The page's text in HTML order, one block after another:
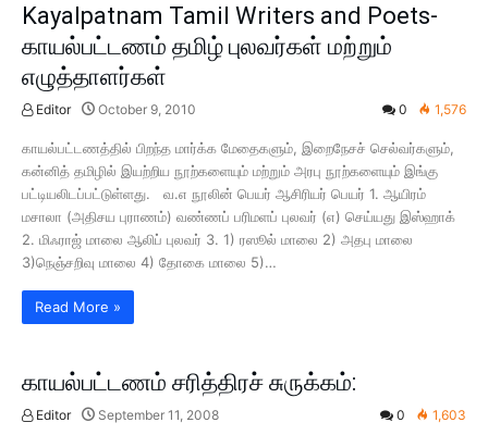
Kayalpatnam Tamil Writers and Poets-
காயல்பட்டணம் தமிழ் புலவர்கள் மற்றும்
எழுத்தாளர்கள்
Editor October 9, 2010 0 1,576
காயல்பட்டணத்தில் பிறந்த மார்க்க மேதைகளும், இறைநேசச் செல்வர்களும்,
கன்னித் தமிழில் இயற்றிய நூற்களையும் மற்றும் அரபு நூற்களையும் இங்கு
பட்டியலிடப்பட்டுள்ளது. வ.எ நூலின் பெயர் ஆசிரியர் பெயர் 1. ஆயிரம்
மசாலா (அதிசய புராணம்) வண்ணப் பரிமளப் புலவர் (எ) செய்யது இஸ்ஹாக்
2. மிஃராஜ் மாலை ஆலிப் புலவர் 3. 1) ரஸூல் மாலை 2) அதபு மாலை
3)நெஞ்சறிவு மாலை 4) தோகை மாலை 5)…
Read More »
காயல்பட்டணம் சரித்திரச் சுருக்கம்:
Editor September 11, 2008 0 1,603